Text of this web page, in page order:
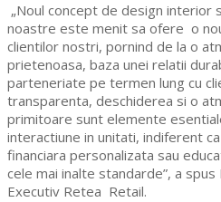
„Noul concept de design interior
noastre este menit sa ofere o
clientilor nostri, pornind de la o
prietenoasa, baza unei relatii
parteneriate pe termen lung cu
transparenta, deschiderea si o
primitoare sunt elemente
interactiune in unitati, indiferent
financiara personalizata sau
cele mai inalte standarde”, a
Executiv Retea Retail.